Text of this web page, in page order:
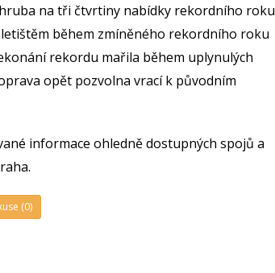
na tři čtvrtiny nabídky rekordního roku
letištěm během zmíněného rekordního roku
rekordu mařila během uplynulých
opět pozvolna vrací k původním
informace ohledně dostupných spojů a
(0)